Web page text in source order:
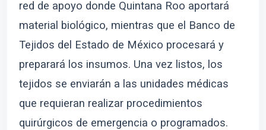
red de apoyo donde Quintana Roo aportará
material biológico, mientras que el Banco de
Tejidos del Estado de México procesará y
preparará los insumos. Una vez listos, los
tejidos se enviarán a las unidades médicas
que requieran realizar procedimientos
quirúrgicos de emergencia o programados.